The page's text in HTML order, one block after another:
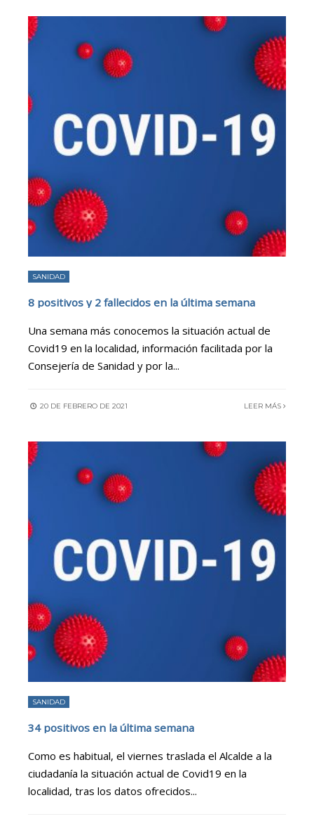
SANIDAD
8 positivos y 2 fallecidos en la última semana
Una semana más conocemos la situación actual de
Covid19 en la localidad, información facilitada por la
Consejería de Sanidad y por la...
20 DE FEBRERO DE 2021 LEER MÁS
SANIDAD
34 positivos en la última semana
Como es habitual, el viernes traslada el Alcalde a la
ciudadanía la situación actual de Covid19 en la
localidad, tras los datos ofrecidos...